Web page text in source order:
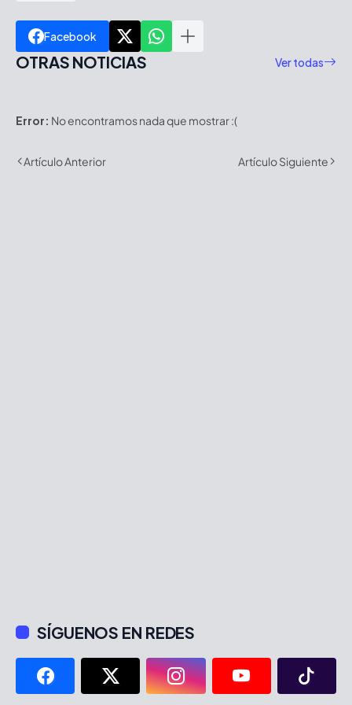
Facebook
OTRAS NOTICIAS Ver todas
Error: No encontramos nada que mostrar :(
Artículo Anterior Artículo Siguiente
SÍGUENOS EN REDES